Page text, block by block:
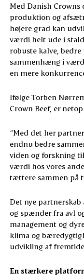
Med Danish
produktion og
højere grad kan
værdi helt ude i
robuste kalve,
sammenhæng i
en mere
Ifølge Torben
Crown Beef, er
“Med det her
endnu bedre
viden og forskning
værdi hos vores
tættere sammen på
Det nye
og spænder fra avl
management og
klima og
udvikling af
En stærkere